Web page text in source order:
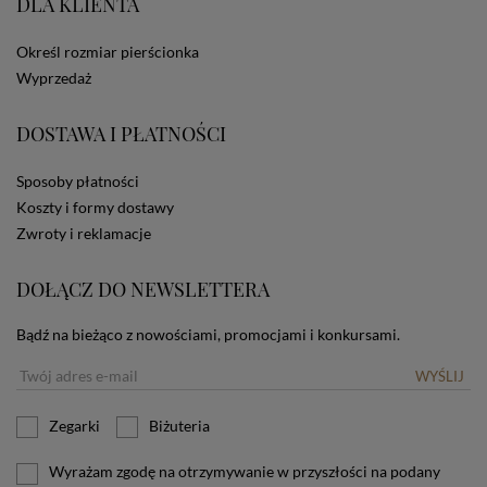
ze Sklepu bez zmiany ustawień w przeglądarce
zamieszczane w urządzeniu końcowym każdego
użytkownika. Jeżeli użytkownik nie wyraża zgody na
informacji o plikach cookies.
Określ rozmiar pierścionka
Wyprzedaż
DOSTAWA I PŁATNOŚCI
Sposoby płatności
Koszty i formy dostawy
Zwroty i reklamacje
DOŁĄCZ DO NEWSLETTERA
Bądź na bieżąco z nowościami, promocjami i konkursami.
WYŚLIJ
Zegarki Biżuteria
Wyrażam zgodę na otrzymywanie w przyszłości na podany